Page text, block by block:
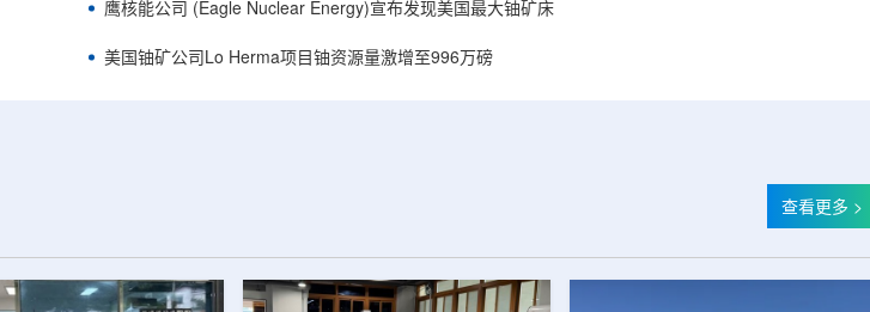
鹰核能公司 (Eagle Nuclear Energy)宣布发现美国最大铀矿床
美国铀矿公司Lo Herma项目铀资源量激增至996万磅
查看更多 >